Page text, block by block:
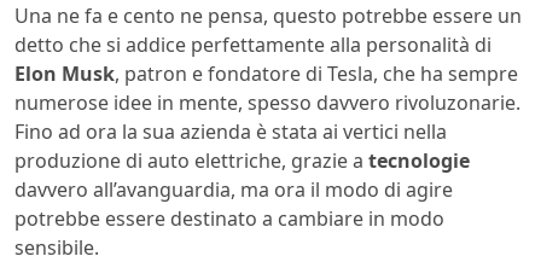
Una ne fa e cento ne pensa, questo potrebbe essere un
detto che si addice perfettamente alla personalità di
Elon Musk, patron e fondatore di Tesla, che ha sempre
numerose idee in mente, spesso davvero rivoluzonarie.
Fino ad ora la sua azienda è stata ai vertici nella
produzione di auto elettriche, grazie a tecnologie
davvero all’avanguardia, ma ora il modo di agire
potrebbe essere destinato a cambiare in modo
sensibile.